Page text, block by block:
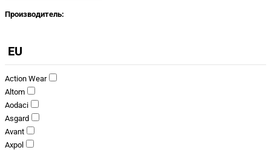
Производитель:
EU
Action Wear
Altom
Aodaci
Asgard
Avant
Axpol